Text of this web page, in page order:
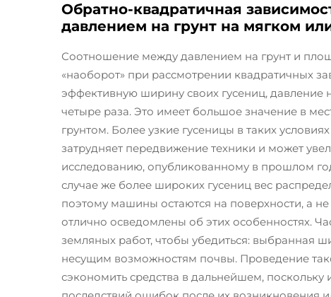
Обратно-квадратичная
давлением на грунт на мягком
Соотношение между давлением на грунт и
«наоборот» при рассмотрении квадратичных
эффективную ширину своих гусениц, давление
четыре раза. Это имеет большое значение в
грунтом. Более узкие гусеницы в таких
затрудняет передвижение техники и может
исследованию, опубликованному в прошлом
случае же более широких гусениц вес
поэтому машины остаются на поверхности, а
отлично осведомлены об этих особенностях.
земляных работ, чтобы убедиться: выбранная
несущим возможностям почвы. Проведение
сэкономить средства в дальнейшем, поскольку